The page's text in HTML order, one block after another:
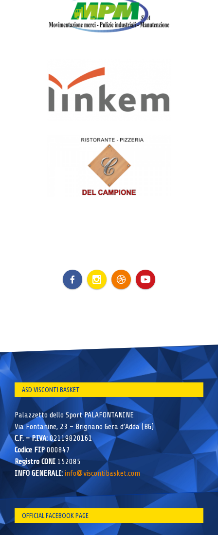
ASD VISCONTI BASKET
Palazzetto dello Sport PALAFONTANINE
Via Fontanine, 23 – Brignano Gera d’Adda (BG)
C.F. – P.IVA:02119820161
Codice FIP000847
Registro CONI 152085
INFO GENERALI: info@viscontibasket.com
OFFICIAL FACEBOOK PAGE